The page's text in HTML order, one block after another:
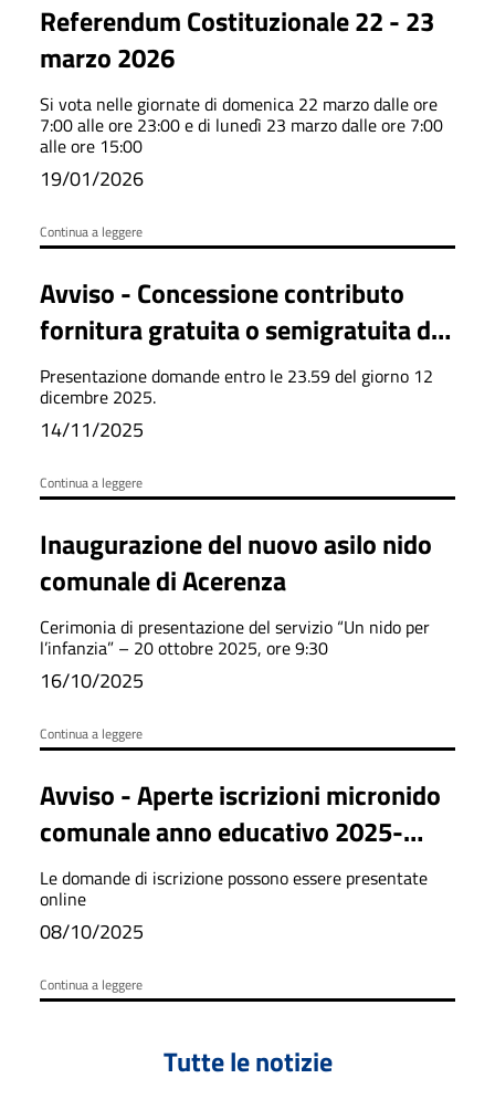
Referendum Costituzionale 22 - 23
marzo 2026
Si vota nelle giornate di domenica 22 marzo dalle ore
7:00 alle ore 23:00 e di lunedì 23 marzo dalle ore 7:00
alle ore 15:00
19/01/2026
Continua a leggere
Avviso - Concessione contributo
fornitura gratuita o semigratuita dei
libri di testo 2025-2026
Presentazione domande entro le 23.59 del giorno 12
dicembre 2025.
14/11/2025
Continua a leggere
Inaugurazione del nuovo asilo nido
comunale di Acerenza
Cerimonia di presentazione del servizio “Un nido per
l’infanzia” – 20 ottobre 2025, ore 9:30
16/10/2025
Continua a leggere
Avviso - Aperte iscrizioni micronido
comunale anno educativo 2025-
2026
Le domande di iscrizione possono essere presentate
online
08/10/2025
Continua a leggere
Tutte le notizie